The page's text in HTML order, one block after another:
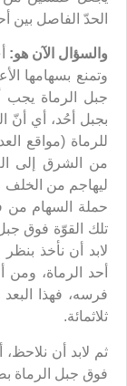
الحدّ الفاصل بين
والسؤال الآن هو:
وتمنع بسهامها
جبل الرماة يجب
بجبل أحُد، أي أنّ
للرماة (مواقع
من الشرق إلى
ليهاجم من
حملة السهام من
تلك القوّة فوق
لابد أن نأخذ
أحد الرماة،
فرسه، فهذا
ثلاثمائة.
ثم لابد أن
فوق جبل الرماة